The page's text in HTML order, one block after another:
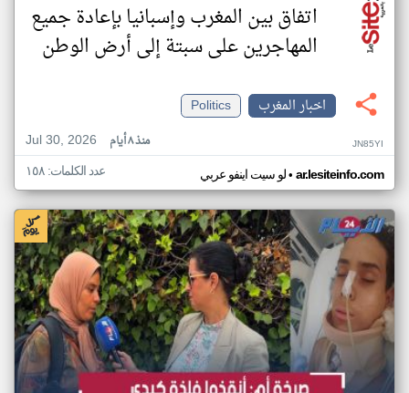
اتفاق بين المغرب وإسبانيا بإعادة جميع
المهاجرين على سبتة إلى أرض الوطن
اخبار المغرب
Politics
Jul 30, 2026
منذ ٨ أيام JN85YI
لو سيت اينفو عربي• ar.lesiteinfo.com عدد الكلمات: ١٥٨